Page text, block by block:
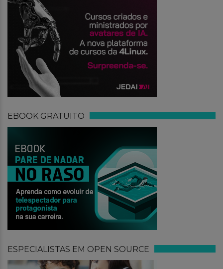
EBOOK GRATUITO
ESPECIALISTAS EM OPEN SOURCE